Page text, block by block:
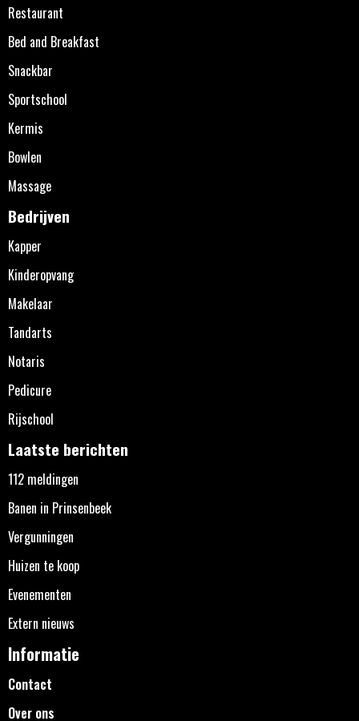
Restaurant
Bed and Breakfast
Snackbar
Sportschool
Kermis
Bowlen
Massage
Bedrijven
Kapper
Kinderopvang
Makelaar
Tandarts
Notaris
Pedicure
Rijschool
Laatste berichten
112 meldingen
Banen in Prinsenbeek
Vergunningen
Huizen te koop
Evenementen
Extern nieuws
Informatie
Contact
Over ons